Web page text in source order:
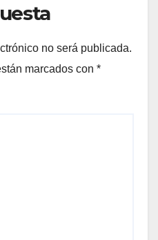
no será publicada.
marcados con *